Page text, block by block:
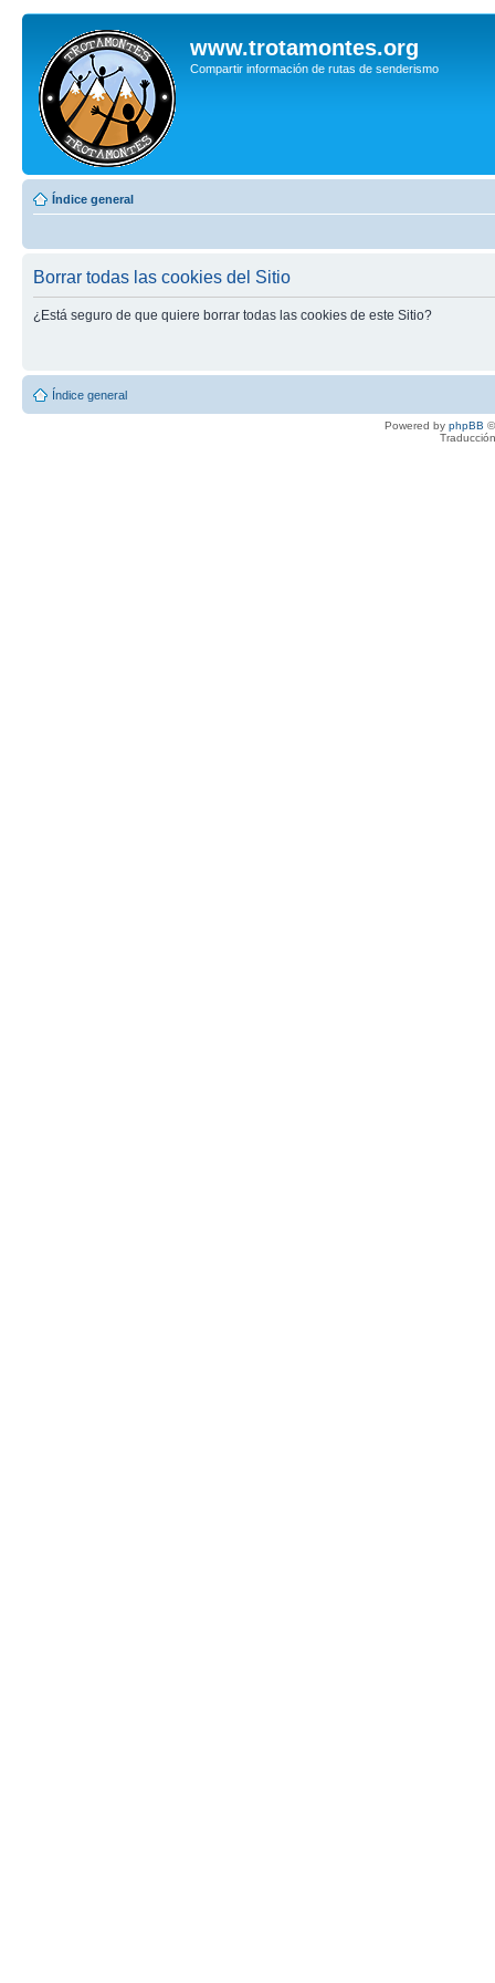
www.trotamontes.org
Compartir información de rutas de senderismo
Índice general
Borrar todas las cookies del Sitio
¿Está seguro de que quiere borrar todas las cookies de este Sitio?
Índice general
Powered by phpBB